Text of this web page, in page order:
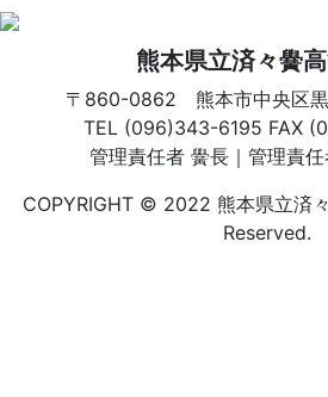
熊本県立済々黌
〒860-0862 熊本市中央区
TEL (096)343-6195 FAX
管理責任者 黌長｜管理責
COPYRIGHT © 2022 熊本県立済
Reserved.